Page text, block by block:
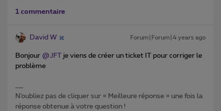
1 commentaire
David W Forum|Forum|4 years ago
Bonjour @JFT
je viens de créer un ticket IT pour corriger le
problème
N’oubliez pas de cliquer sur « Meilleure réponse » une fois la
réponse obtenue à votre question !